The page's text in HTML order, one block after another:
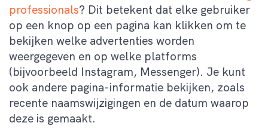
professionals? Dit betekent dat elke gebruiker
op een knop op een pagina kan klikken om te
bekijken welke advertenties worden
weergegeven en op welke platforms
(bijvoorbeeld Instagram, Messenger). Je kunt
ook andere pagina-informatie bekijken, zoals
recente naamswijzigingen en de datum waarop
deze is gemaakt.